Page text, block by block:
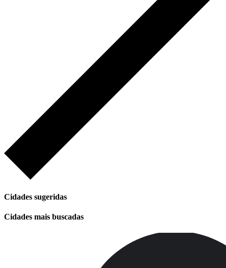
Cidades sugeridas
Cidades mais buscadas